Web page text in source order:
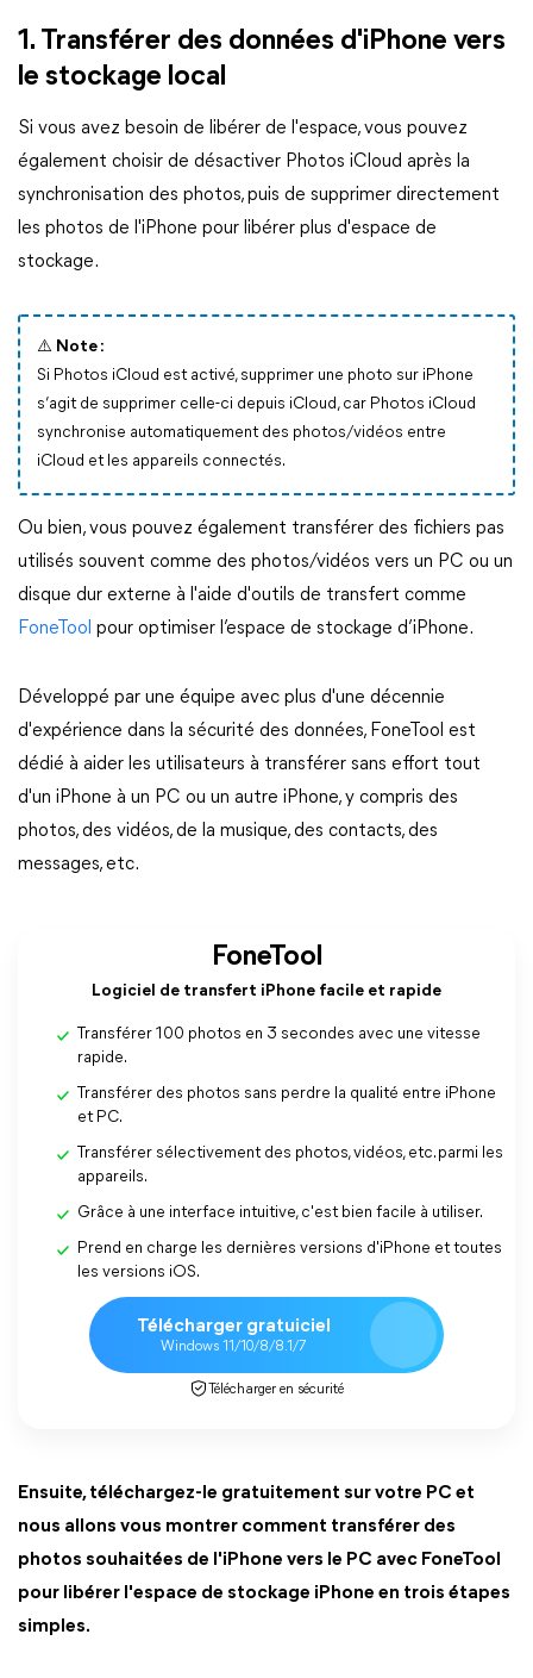
1. Transférer des données d'iPhone vers
le stockage local
Si vous avez besoin de libérer de l'espace, vous pouvez
également choisir de désactiver Photos iCloud après la
synchronisation des photos, puis de supprimer directement
les photos de l'iPhone pour libérer plus d'espace de
stockage.
⚠️ Note :
Si Photos iCloud est activé, supprimer une photo sur iPhone
s’agit de supprimer celle-ci depuis iCloud, car Photos iCloud
synchronise automatiquement des photos/vidéos entre
iCloud et les appareils connectés.
Ou bien, vous pouvez également transférer des fichiers pas
utilisés souvent comme des photos/vidéos vers un PC ou un
disque dur externe à l'aide d'outils de transfert comme
FoneTool pour optimiser l’espace de stockage d’iPhone.
Développé par une équipe avec plus d'une décennie
d'expérience dans la sécurité des données, FoneTool est
dédié à aider les utilisateurs à transférer sans effort tout
d'un iPhone à un PC ou un autre iPhone, y compris des
photos, des vidéos, de la musique, des contacts, des
messages, etc.
FoneTool
Logiciel de transfert iPhone facile et rapide
Transférer 100 photos en 3 secondes avec une vitesse
rapide.
Transférer des photos sans perdre la qualité entre iPhone
et PC.
Transférer sélectivement des photos, vidéos, etc. parmi les
appareils.
Grâce à une interface intuitive, c'est bien facile à utiliser.
Prend en charge les dernières versions d'iPhone et toutes
les versions iOS.
Télécharger gratuiciel
Windows 11/10/8/8.1/7
Télécharger en sécurité
Ensuite, téléchargez-le gratuitement sur votre PC et
nous allons vous montrer comment transférer des
photos souhaitées de l'iPhone vers le PC avec FoneTool
pour libérer l'espace de stockage iPhone en trois étapes
simples.